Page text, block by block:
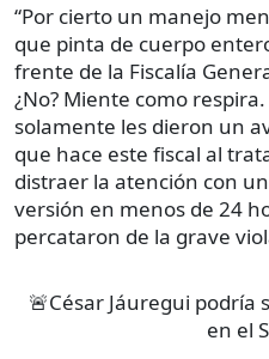
“Por cierto un manejo
que pinta de cuerpo
frente de la Fiscalía
¿No? Miente como
solamente les dieron un
que hace este fiscal al
distraer la atención con un
versión en menos de 24
percataron de la grave
🚨César Jáuregui podría
en el